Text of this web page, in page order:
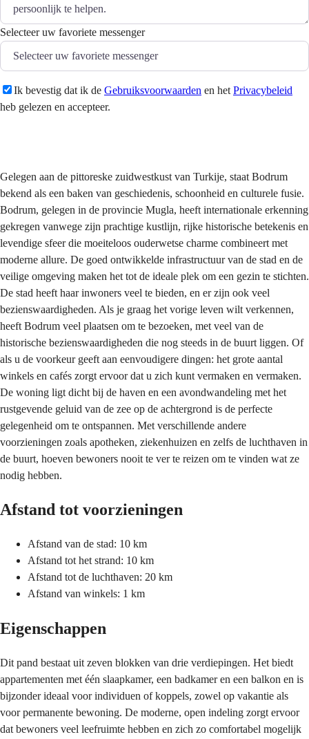
Selecteer uw favoriete messenger
Ik bevestig dat ik de Gebruiksvoorwaarden en het Privacybeleid
heb gelezen en accepteer.
Gelegen aan de pittoreske zuidwestkust van Turkije, staat Bodrum
bekend als een baken van geschiedenis, schoonheid en culturele fusie.
Bodrum, gelegen in de provincie Mugla, heeft internationale erkenning
gekregen vanwege zijn prachtige kustlijn, rijke historische betekenis en
levendige sfeer die moeiteloos ouderwetse charme combineert met
moderne allure. De goed ontwikkelde infrastructuur van de stad en de
veilige omgeving maken het tot de ideale plek om een ​​gezin te stichten.
De stad heeft haar inwoners veel te bieden, en er zijn ook veel
bezienswaardigheden. Als je graag het vorige leven wilt verkennen,
heeft Bodrum veel plaatsen om te bezoeken, met veel van de
historische bezienswaardigheden die nog steeds in de buurt liggen. Of
als u de voorkeur geeft aan eenvoudigere dingen: het grote aantal
winkels en cafés zorgt ervoor dat u zich kunt vermaken en vermaken.
De woning ligt dicht bij de haven en een avondwandeling met het
rustgevende geluid van de zee op de achtergrond is de perfecte
gelegenheid om te ontspannen. Met verschillende andere
voorzieningen zoals apotheken, ziekenhuizen en zelfs de luchthaven in
de buurt, hoeven bewoners nooit te ver te reizen om te vinden wat ze
nodig hebben.
Afstand tot voorzieningen
Afstand van de stad: 10 km
Afstand tot het strand: 10 km
Afstand tot de luchthaven: 20 km
Afstand van winkels: 1 km
Eigenschappen
Dit pand bestaat uit zeven blokken van drie verdiepingen. Het biedt
appartementen met één slaapkamer, een badkamer en een balkon en is
bijzonder ideaal voor individuen of koppels, zowel op vakantie als
voor permanente bewoning. De moderne, open indeling zorgt ervoor
dat bewoners veel leefruimte hebben en zich zo comfortabel mogelijk